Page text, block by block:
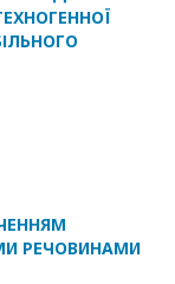
РЕЧОВИНАМИ